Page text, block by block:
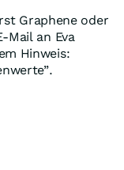
Graphene oder
Mail an Eva
Hinweis: